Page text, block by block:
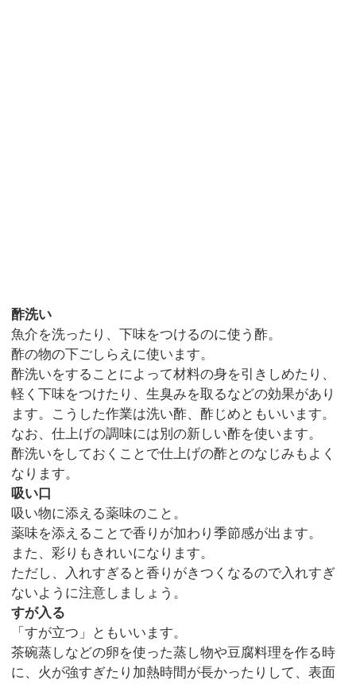
酢洗い
魚介を洗ったり、下味をつけるのに使う酢。
酢の物の下ごしらえに使います。
酢洗いをすることによって材料の身を引きしめたり、
軽く下味をつけたり、生臭みを取るなどの効果があり
ます。こうした作業は洗い酢、酢じめともいいます。
なお、仕上げの調味には別の新しい酢を使います。
酢洗いをしておくことで仕上げの酢とのなじみもよく
なります。
吸い口
吸い物に添える薬味のこと。
薬味を添えることで香りが加わり季節感が出ます。
また、彩りもきれいになります。
ただし、入れすぎると香りがきつくなるので入れすぎ
ないように注意しましょう。
すが入る
「すが立つ」ともいいます。
茶碗蒸しなどの卵を使った蒸し物や豆腐料理を作る時
に、火が強すぎたり加熱時間が長かったりして、表面